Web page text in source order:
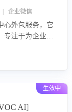
企业微信
心外包服务，它
专注于为企业提
助企业实现降
生效中
AI]